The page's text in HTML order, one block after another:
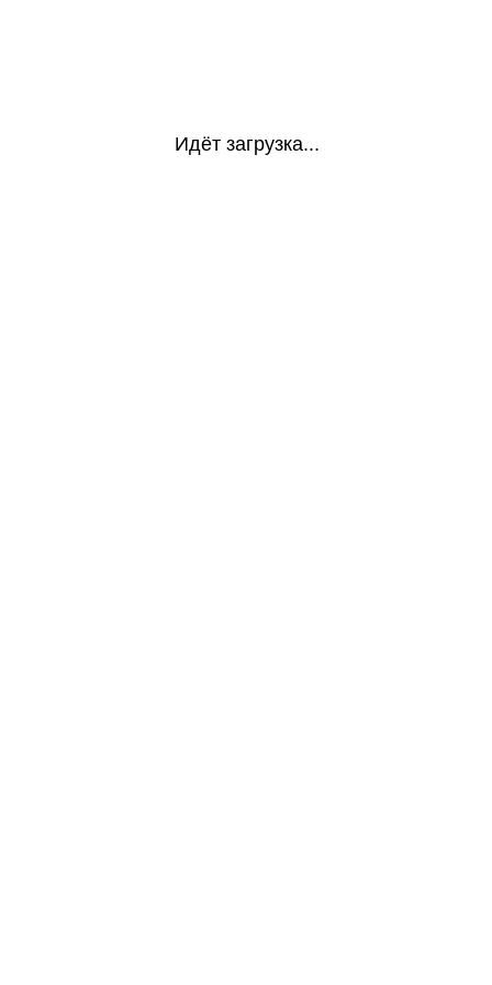
Идёт загрузка...